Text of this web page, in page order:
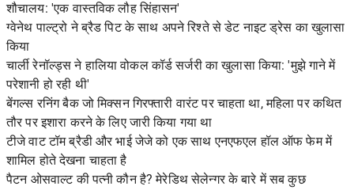
शौचालय: 'एक वास्तविक लौह सिंहासन'
ग्वेनेथ पाल्ट्रो ने ब्रैड पिट के साथ अपने रिश्ते से डेट नाइट ड्रेस का खुलासा
किया
चार्ली रेनॉल्ड्स ने हालिया वोकल कॉर्ड सर्जरी का खुलासा किया: 'मुझे गाने में
परेशानी हो रही थी'
बेंगल्स रनिंग बैक जो मिक्सन गिरफ्तारी वारंट पर चाहता था, महिला पर कथित
तौर पर इशारा करने के लिए जारी किया गया था
टीजे वाट टॉम ब्रैडी और भाई जेजे को एक साथ एनएफएल हॉल ऑफ फेम में
शामिल होते देखना चाहता है
पैटन ओसवाल्ट की पत्नी कौन है? मेरेडिथ सेलेन्गर के बारे में सब कुछ